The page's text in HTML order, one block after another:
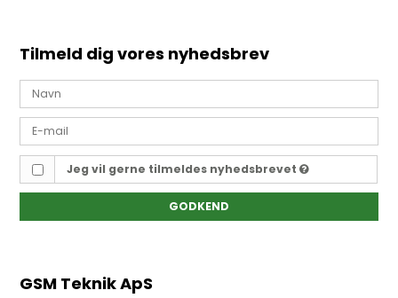
Tilmeld dig vores nyhedsbrev
Jeg vil gerne tilmeldes nyhedsbrevet
GODKEND
GSM Teknik ApS